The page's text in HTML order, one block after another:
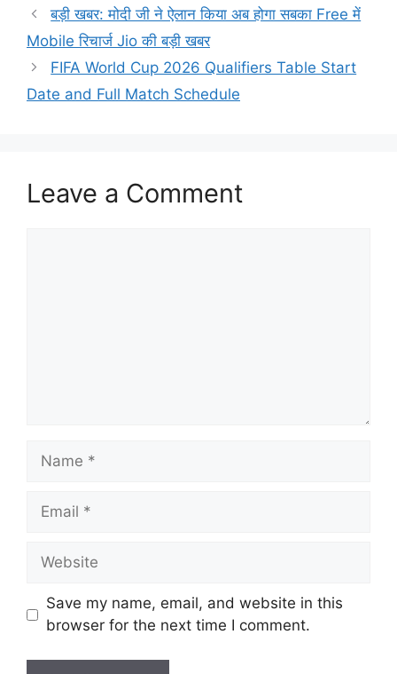
बड़ी खबर: मोदी जी ने ऐलान किया अब होगा सबका Free में
Mobile रिचार्ज Jio की बड़ी खबर
FIFA World Cup 2026 Qualifiers Table Start
Date and Full Match Schedule
Leave a Comment
Name
Email
Website
Save my name, email, and website in this
browser for the next time I comment.